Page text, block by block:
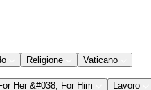
Religione Vaticano
Her &#038; For Him Lavoro